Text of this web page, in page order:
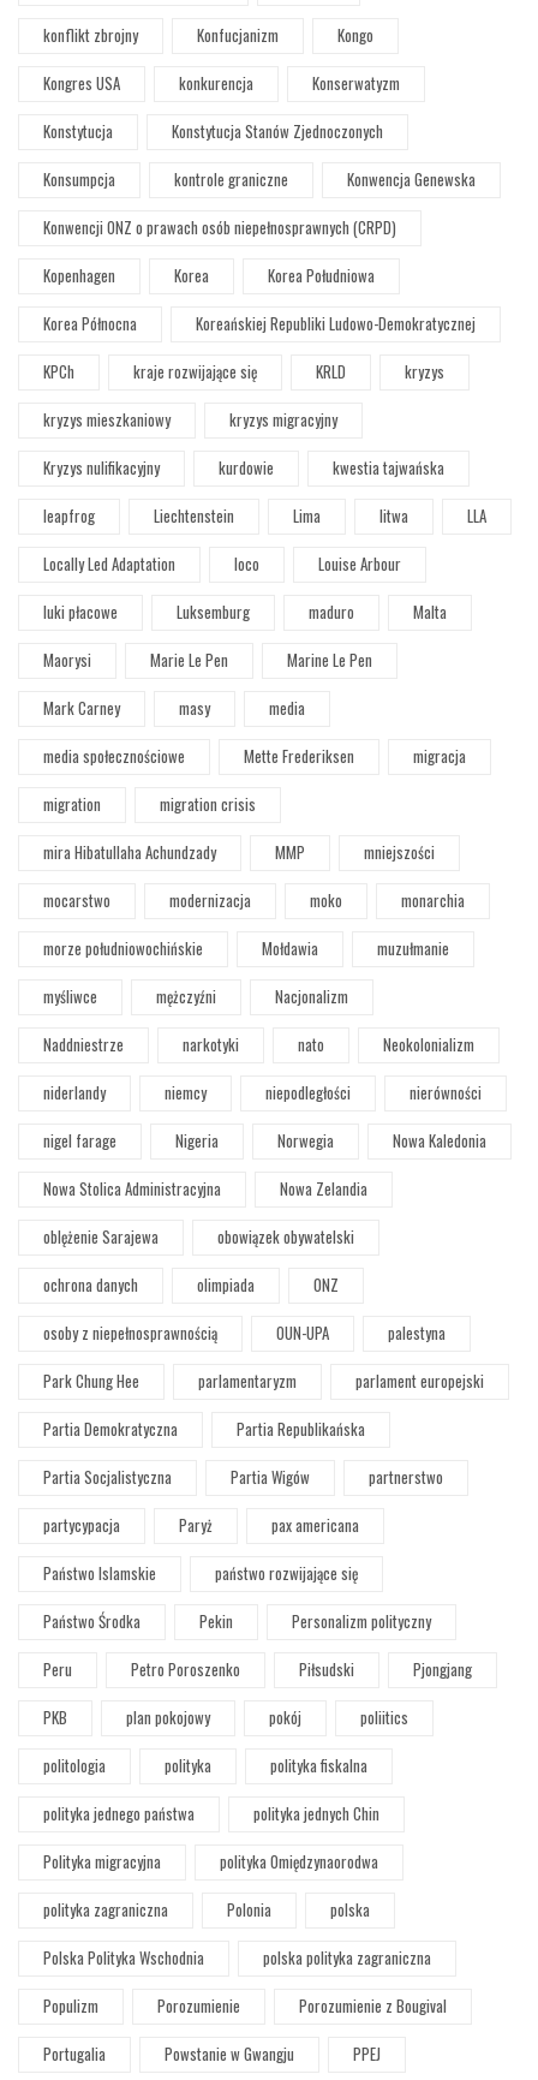
konflikt zbrojny
Konfucjanizm
Kongo
Kongres USA
konkurencja
Konserwatyzm
Konstytucja
Konstytucja Stanów Zjednoczonych
Konsumpcja
kontrole graniczne
Konwencja Genewska
Konwencji ONZ o prawach osób niepełnosprawnych (CRPD)
Kopenhagen
Korea
Korea Południowa
Korea Północna
Koreańskiej Republiki Ludowo-Demokratycznej
KPCh
kraje rozwijające się KRLD
kryzys
kryzys mieszkaniowy
kryzys migracyjny
Kryzys nulifikacyjny
kurdowie
kwestia tajwańska
leapfrog
Liechtenstein Lima litwa
LLA
Locally Led Adaptation
loco
Louise Arbour
luki płacowe
Luksemburg maduro
Malta
Maorysi
Marie Le Pen
Marine Le Pen
Mark Carney
masy
media
media społecznościowe
Mette Frederiksen
migracja
migration
migration crisis
mira Hibatullaha Achundzady
MMP
mniejszości
mocarstwo
modernizacja moko
monarchia
morze południowochińskie
Mołdawia
muzułmanie
myśliwce
mężczyźni
Nacjonalizm
Naddniestrze
narkotyki nato
Neokolonializm
niderlandy
niemcy niepodległości
nierówności
nigel farage
Nigeria Norwegia
Nowa Kaledonia
Nowa Stolica Administracyjna
Nowa Zelandia
oblężenie Sarajewa
obowiązek obywatelski
ochrona danych
olimpiada
ONZ
osoby z niepełnosprawnością
OUN-UPA
palestyna
Park Chung Hee
parlamentaryzm
parlament europejski
Partia Demokratyczna
Partia Republikańska
Partia Socjalistyczna
Partia Wigów
partnerstwo
partycypacja
Paryż
pax americana
Państwo Islamskie
państwo rozwijające się
Państwo Środka
Pekin
Personalizm polityczny
Peru
Petro Poroszenko Piłsudski
Pjongjang
PKB
plan pokojowy pokój
poliitics
politologia
polityka
polityka fiskalna
polityka jednego państwa
polityka jednych Chin
Polityka migracyjna
polityka Omiędzynaorodwa
polityka zagraniczna
Polonia
polska
Polska Polityka Wschodnia
polska polityka zagraniczna
Populizm
Porozumienie
Porozumienie z Bougival
Portugalia
Powstanie w Gwangju PPEJ